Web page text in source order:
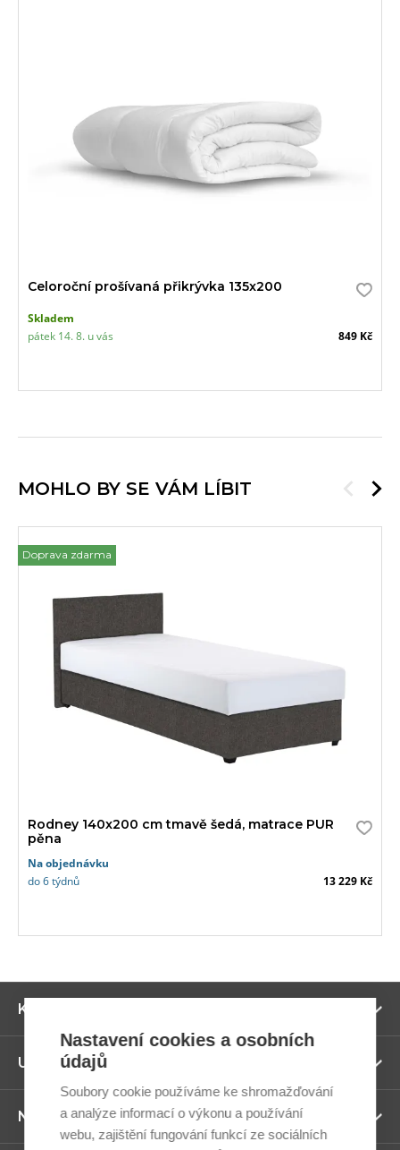
Celoroční prošívaná přikrývka 135x200
Skladem
pátek 14. 8. u vás
849 Kč
MOHLO BY SE VÁM LÍBIT
Doprava zdarma
Rodney 140x200 cm tmavě šedá, matrace PUR
pěna
Na objednávku
do 6 týdnů
13 229 Kč
Kategorie
Užitečné odkazy
Newsletter
Nastavení cookies a osobních
údajů
Soubory cookie používáme ke shromažďování
a analýze informací o výkonu a používání
webu, zajištění fungování funkcí ze sociálních